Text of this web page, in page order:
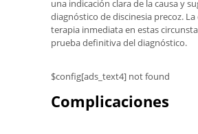
una indicación clara de la causa y
diagnóstico de discinesia precoz. La
terapia inmediata en estas
prueba definitiva del diagnóstico.
$config[ads_text4] not found
Complicaciones